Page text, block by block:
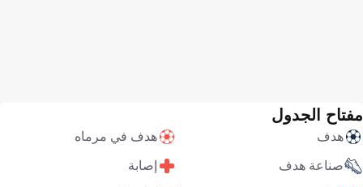
مفتاح الجدول
هدف هدف في مرماه
صناعة هدف إصابة